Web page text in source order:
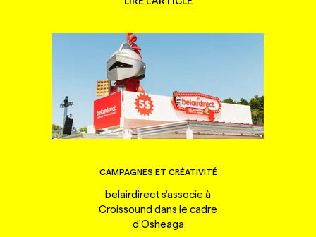
CAMPAGNES ET CRÉATIVITÉ
belairdirect s'associe à
Croissound dans le cadre
d'Osheaga